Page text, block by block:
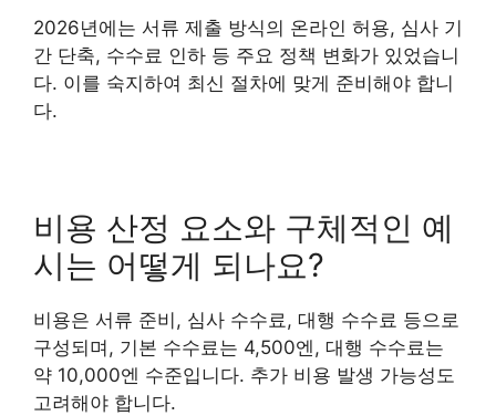
2026년에는 서류 제출 방식의 온라인 허용, 심사 기
간 단축, 수수료 인하 등 주요 정책 변화가 있었습니
다. 이를 숙지하여 최신 절차에 맞게 준비해야 합니
다.
비용 산정 요소와 구체적인 예
시는 어떻게 되나요?
비용은 서류 준비, 심사 수수료, 대행 수수료 등으로
구성되며, 기본 수수료는 4,500엔, 대행 수수료는
약 10,000엔 수준입니다. 추가 비용 발생 가능성도
고려해야 합니다.